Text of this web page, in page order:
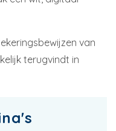
van
terugvindt in